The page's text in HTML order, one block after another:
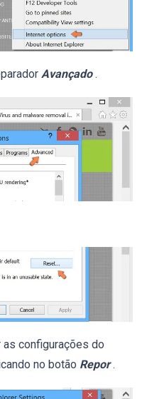
Avançado .
configurações do
no botão Repor .